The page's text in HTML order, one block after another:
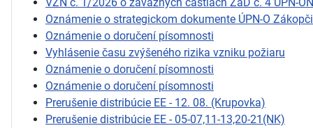
Oznámenie o strategickom dokumente ÚPN-O
Oznámenie o doručení písomnosti
Vyhlásenie času zvýšeného rizika vzniku požiaru
Oznámenie o doručení písomnosti
Oznámenie o doručení písomnosti
Prerušenie distribúcie EE - 12. 08. (Krupovka)
Prerušenie distribúcie EE - 05-07,11-13,20-21(NK)